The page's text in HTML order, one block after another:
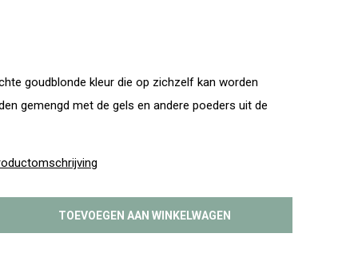
goudblonde kleur die op zichzelf kan worden
gemengd met de gels en andere poeders uit de
TOEVOEGEN AAN WINKELWAGEN